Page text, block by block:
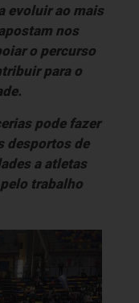
evoluir ao mais
nos
o percurso
para o
pode fazer
desportos de
a atletas
trabalho